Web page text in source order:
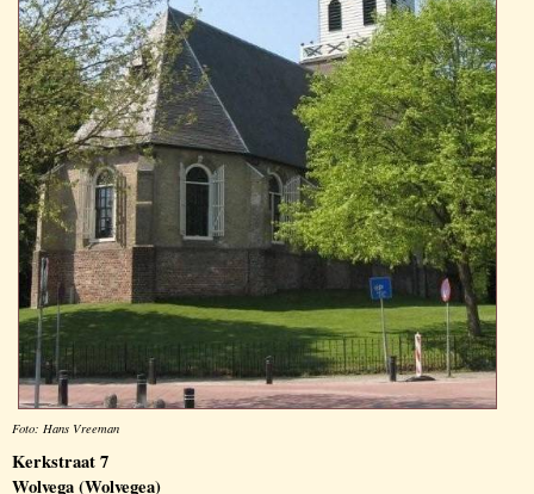
Foto: Hans Vreeman
Kerkstraat 7
Wolvega (Wolvegea)